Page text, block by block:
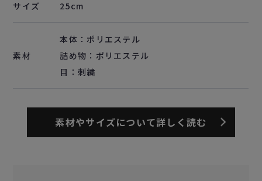
サイズ 25cm
素材
本体：ポリエステル
詰め物：ポリエステル
目：刺繍
素材やサイズについて詳しく読む